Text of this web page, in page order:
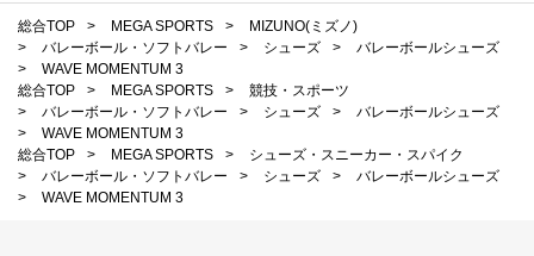
総合TOP > MEGA SPORTS >
MIZUNO(ミズノ)
>
バレーボール・ソフトバレー > シューズ >
バレーボールシューズ
>
WAVE MOMENTUM 3
総合TOP
> MEGA SPORTS >
競技・スポーツ
>
バレーボール・ソフトバレー > シューズ >
バレーボールシューズ
>
WAVE MOMENTUM 3
総合TOP
> MEGA SPORTS >
シューズ・スニーカー・スパイク
>
バレーボール・ソフトバレー > シューズ >
バレーボールシューズ
>
WAVE MOMENTUM 3